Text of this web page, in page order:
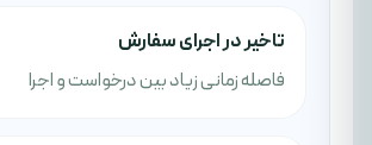
تاخیر در اجرای سفارش
فاصله زمانی زیاد بین درخواست و اجرا